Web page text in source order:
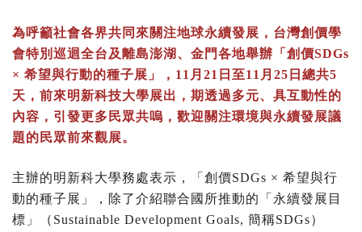
為呼籲社會各界共同來關注地球永續發展，台灣創價學
會特別巡迴全台及離島澎湖、金門各地舉辦「創價SDGs
× 希望與行動的種子展」，11月21日至11月25日總共5
天，前來明新科技大學展出，期透過多元、具互動性的
內容，引發更多民眾共嗚，歡迎關注環境與永續發展議
題的民眾前來觀展。
主辦的明新科大學務處表示，「創價SDGs × 希望與行
動的種子展」，除了介紹聯合國所推動的「永續發展目
標」（Sustainable Development Goals, 簡稱SDGs）